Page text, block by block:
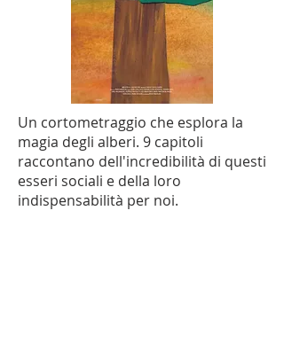
Un cortometraggio che esplora la
magia degli alberi. 9 capitoli
raccontano dell'incredibilità di questi
esseri sociali e della loro
indispensabilità per noi.